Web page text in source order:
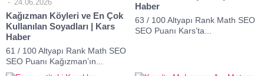
24.06.2026
Kağızman Köyleri ve En Çok
Kullanılan Soyadları | Kars
Haber
61 / 100 Altyapı Rank Math SEO
SEO Puanı Kağızman’ın...
Haber
63 / 100 Altyapı Rank Math SEO
SEO Puanı Kars’ta...